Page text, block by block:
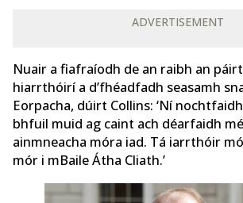
ADVERTISEMENT
Nuair a fiafraíodh de an raibh an
hiarrthóirí a d’fhéadfadh seasamh
Eorpacha, dúirt Collins: ‘Ní
bhfuil muid ag caint ach déarfaidh
ainmneacha móra iad. Tá iarrthóir
mór i mBaile Átha Cliath.’